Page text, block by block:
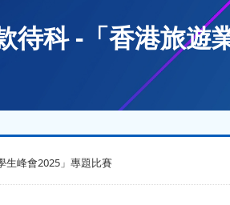
待科 -「香港旅遊
生峰會2025」專題比賽